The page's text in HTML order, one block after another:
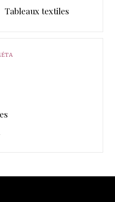
Tableaux textiles